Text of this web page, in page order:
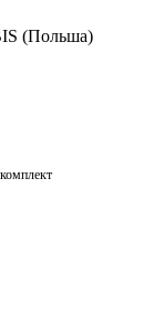
(Польша)